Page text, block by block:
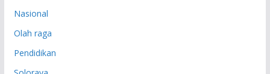
Nasional
Olah raga
Pendidikan